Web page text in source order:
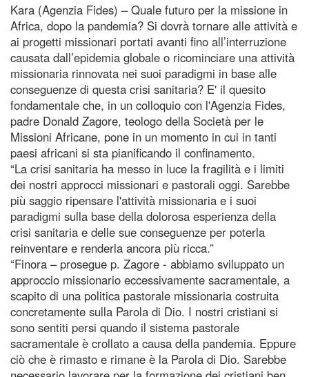
Kara (Agenzia Fides) – Quale futuro per la missione in
Africa, dopo la pandemia? Si dovrà tornare alle attività e
ai progetti missionari portati avanti fino all’interruzione
causata dall’epidemia globale o ricominciare una attività
missionaria rinnovata nei suoi paradigmi in base alle
conseguenze di questa crisi sanitaria? E' il quesito
fondamentale che, in un colloquio con l'Agenzia Fides,
padre Donald Zagore, teologo della Società per le
Missioni Africane, pone in un momento in cui in tanti
paesi africani si sta pianificando il confinamento.
“La crisi sanitaria ha messo in luce la fragilità e i limiti
dei nostri approcci missionari e pastorali oggi. Sarebbe
più saggio ripensare l'attività missionaria e i suoi
paradigmi sulla base della dolorosa esperienza della
crisi sanitaria e delle sue conseguenze per poterla
reinventare e renderla ancora più ricca.”
“Finora – prosegue p. Zagore - abbiamo sviluppato un
approccio missionario eccessivamente sacramentale, a
scapito di una politica pastorale missionaria costruita
concretamente sulla Parola di Dio. I nostri cristiani si
sono sentiti persi quando il sistema pastorale
sacramentale è crollato a causa della pandemia. Eppure
ciò che è rimasto e rimane è la Parola di Dio. Sarebbe